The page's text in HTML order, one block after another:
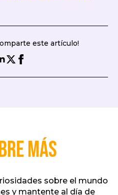
este artículo!
más
sobre el mundo
y mantente al día de